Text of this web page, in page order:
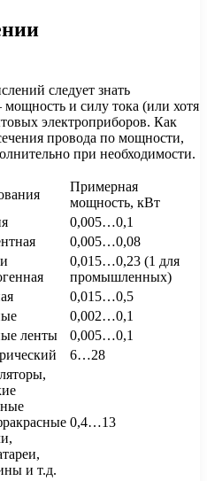
следует знать
и силу тока (или хотя
электроприборов. Как
провода по мощности,
при необходимости.
Примерная
мощность, кВт
0,005…0,1
0,005…0,08
0,015…0,23 (1 для
промышленных)
0,015…0,5
0,002…0,1
ленты
0,005…0,1
6…28
и т.д.
0,4…13